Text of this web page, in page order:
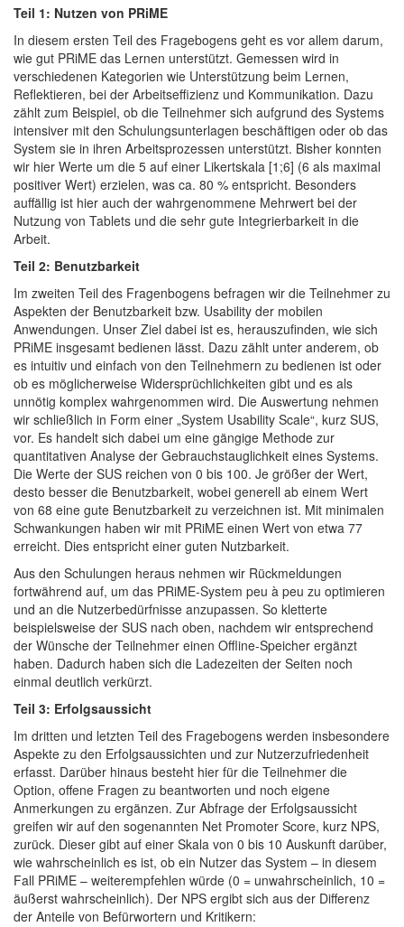
Teil 1: Nutzen von PRiME
In diesem ersten Teil des Fragebogens geht es vor allem darum,
wie gut PRiME das Lernen unterstützt. Gemessen wird in
verschiedenen Kategorien wie Unterstützung beim Lernen,
Reflektieren, bei der Arbeitseffizienz und Kommunikation. Dazu
zählt zum Beispiel, ob die Teilnehmer sich aufgrund des Systems
intensiver mit den Schulungsunterlagen beschäftigen oder ob das
System sie in ihren Arbeitsprozessen unterstützt. Bisher konnten
wir hier Werte um die 5 auf einer Likertskala [1;6] (6 als maximal
positiver Wert) erzielen, was ca. 80 % entspricht. Besonders
auffällig ist hier auch der wahrgenommene Mehrwert bei der
Nutzung von Tablets und die sehr gute Integrierbarkeit in die
Arbeit.
Teil 2: Benutzbarkeit
Im zweiten Teil des Fragenbogens befragen wir die Teilnehmer zu
Aspekten der Benutzbarkeit bzw. Usability der mobilen
Anwendungen. Unser Ziel dabei ist es, herauszufinden, wie sich
PRiME insgesamt bedienen lässt. Dazu zählt unter anderem, ob
es intuitiv und einfach von den Teilnehmern zu bedienen ist oder
ob es möglicherweise Widersprüchlichkeiten gibt und es als
unnötig komplex wahrgenommen wird. Die Auswertung nehmen
wir schließlich in Form einer „System Usability Scale“, kurz SUS,
vor. Es handelt sich dabei um eine gängige Methode zur
quantitativen Analyse der Gebrauchstauglichkeit eines Systems.
Die Werte der SUS reichen von 0 bis 100. Je größer der Wert,
desto besser die Benutzbarkeit, wobei generell ab einem Wert
von 68 eine gute Benutzbarkeit zu verzeichnen ist. Mit minimalen
Schwankungen haben wir mit PRiME einen Wert von etwa 77
erreicht. Dies entspricht einer guten Nutzbarkeit.
Aus den Schulungen heraus nehmen wir Rückmeldungen
fortwährend auf, um das PRiME-System peu à peu zu optimieren
und an die Nutzerbedürfnisse anzupassen. So kletterte
beispielsweise der SUS nach oben, nachdem wir entsprechend
der Wünsche der Teilnehmer einen Offline-Speicher ergänzt
haben. Dadurch haben sich die Ladezeiten der Seiten noch
einmal deutlich verkürzt.
Teil 3: Erfolgsaussicht
Im dritten und letzten Teil des Fragebogens werden insbesondere
Aspekte zu den Erfolgsaussichten und zur Nutzerzufriedenheit
erfasst. Darüber hinaus besteht hier für die Teilnehmer die
Option, offene Fragen zu beantworten und noch eigene
Anmerkungen zu ergänzen. Zur Abfrage der Erfolgsaussicht
greifen wir auf den sogenannten Net Promoter Score, kurz NPS,
zurück. Dieser gibt auf einer Skala von 0 bis 10 Auskunft darüber,
wie wahrscheinlich es ist, ob ein Nutzer das System – in diesem
Fall PRiME – weiterempfehlen würde (0 = unwahrscheinlich, 10 =
äußerst wahrscheinlich). Der NPS ergibt sich aus der Differenz
der Anteile von Befürwortern und Kritikern: